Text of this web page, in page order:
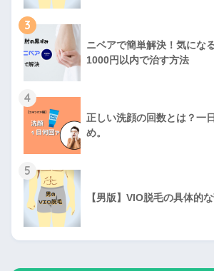
3
ニベアで簡単解決！気にな
1000円以内で治す方法
4
正しい洗顔の回数とは？一
め。
5
【男版】VIO脱毛の具体的